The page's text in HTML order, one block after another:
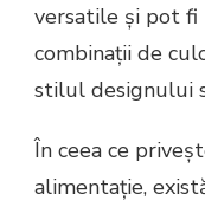
versatile și pot
combinații de
stilul designului
În ceea ce
alimentație,